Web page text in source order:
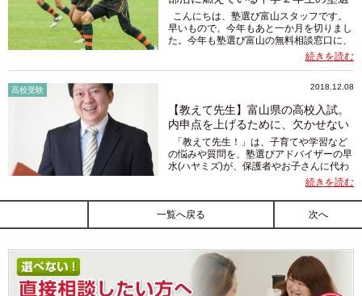
び相談
こんにちは、塾選び富山スタッフです。
早いもので、今年もあと一か月を切りまし
た。今年も塾選び富山の無料相談窓口に、
たくさんの方が相談にお見えになってくだ
さいました。ありがとうございました。お
続きを読む
高校受験 2018.12.08
【教えて先生】富山県の高校入試。
内申点を上げるために、欠かせない
こと...
「教えて先生！」は、子育てや学習など
の悩みや質問を、塾選びアドバイザーの早
水(ハヤミズ)が、保護者やお子さんに代わ
って富山県内の有志のベテラン先生に相
談、解決のヒントをお答えいただくコーナ
ーです。 ではまず、きょ...
続きを読む
一覧へ戻る 次へ